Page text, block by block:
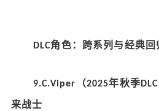
DLC角色：跨系列与经典回
9.C.Viper （2025年秋季DLC
来战士